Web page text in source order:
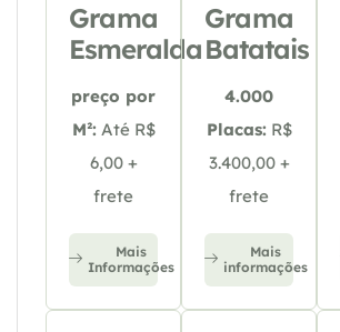
Grama
Esmeralda
preço por
M²: Até R$
6,00 +
frete
Mais
Informações
Grama
Batatais
4.000
Placas: R$
3.400,00 +
frete
Mais
informações